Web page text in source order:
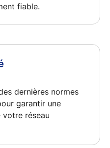
fiable.
dernières normes
garantir une
réseau